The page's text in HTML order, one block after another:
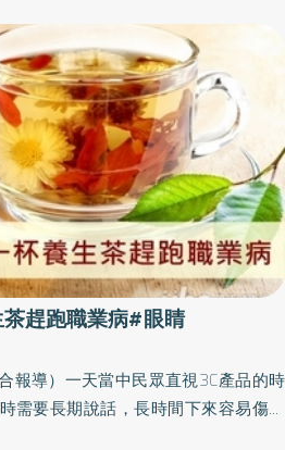
食品相傳對眼睛有益，最近馬基莓
目。這些食品內含大量的花青素
善眼睛的血液循環。花青素是一種植
能有效改善血液循環。適量飲用紅酒
能預防動脈硬化。其他像是菠菜和青
），也對眼睛有益處。這種營養素有
眼睛不受紫外線傷害，所以適合用來
黃斑部病變等眼疾。攝取DHA有助使
外再推薦大家一種號稱有益大腦的營
竹筴魚等藍背魚內含豐富的脂肪酸
網膜內的重要成分。養成攝取DHA的
視神經和大腦的聯繫更為通暢。​如果
養素，可以利用健康食品補充，供應
到晚上就寢為止，只要重新檢視自己
關。對眼睛有益的飲食有以下幾個特
攝取曾有位30歲左右的男性來就診，
。因為他的視力突然快速惡化。後來
均衡。他非常愛吃拉麵，幾乎三餐都
醣類（碳水化合物）攝取過多的例
會對眼睛和身體帶來不好的影響。所
眼之外，也建議患者立刻改變飲食習
逐步改善。年紀大的人吃太多米飯恐
幹線時，看到同車的年輕上班族的行
前快速買了洋芋片和漫畫，然後一路
一趟旅程他就吃了兩包洋芋片。如果
壞自己的身體健康。舉例來說，正值
生，一餐吃2大碗飯也是稀鬆平常的
快速消耗大量的米飯，但是年紀大的
處理醣類的速度遠不及吃的速度，原
趕跑職業病#眼睛
報導）一天當中民眾直視3C產品的時
需要長期說話，長時間下來容易傷眼